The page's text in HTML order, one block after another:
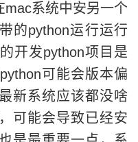
mac系统中安另一个
的python运行运行
开发python项目是
可能会版本偏
新系统应该都没啥
可能会导致已经安